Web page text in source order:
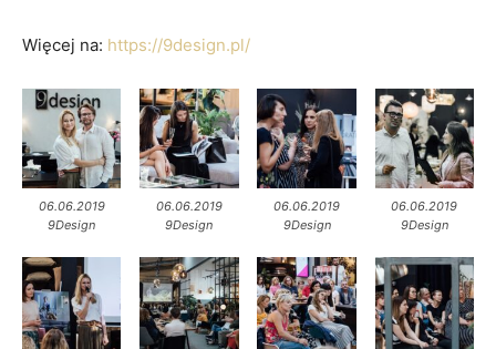
Więcej na: https://9design.pl/
06.06.2019
9Design
06.06.2019
9Design
06.06.2019
9Design
06.06.2019
9Design